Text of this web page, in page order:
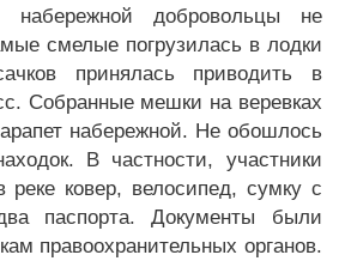
набережной добровольцы не
смелые погрузилась в лодки
принялась приводить в
Собранные мешки на веревках
набережной. Не обошлось
В частности, участники
ковер, велосипед, сумку с
паспорта. Документы были
правоохранительных органов.